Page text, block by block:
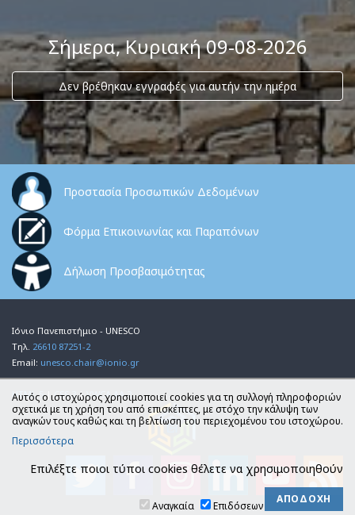
Σήμερα, Κυριακή 09-08-2026
Δεν βρέθηκαν εγγραφές για αυτήν την ημέρα
Προστασία Προσωπικών Δεδομένων
Φόρμα Επικοινωνίας και Παραπόνων
Δήλωση Προσβασιμότητας
Ιόνιο Πανεπιστήμιο - UNESCO
Τηλ. 26610 87251-2
Email: unesco.chair@ionio.gr
HTML 5| CSS 3|VWCA AA 2
Αυτός ο ιστοχώρος χρησιμοποιεί cookies για τη συλλογή πληροφοριών
σχετικά με τη χρήση του από επισκέπτες, με στόχο την κάλυψη των
αναγκών τους καθώς και τη βελτίωση του περιεχομένου του ιστοχώρου.
Περισσότερα
Επιλέξτε ποιοι τύποι cookies θέλετε να χρησιμοποιηθούν
Αναγκαία Επιδόσεων